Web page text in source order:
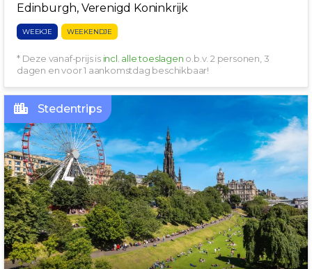
Edinburgh, Verenigd Koninkrijk
WEEKJE WEEKENDJE
* Deze vanaf-prijs is incl. alle toeslagen o.b.v. 2 personen, 3
dagen en voor 1 aankomstdag beschikbaar!
Stedentrips
IN HET CENTRUM!